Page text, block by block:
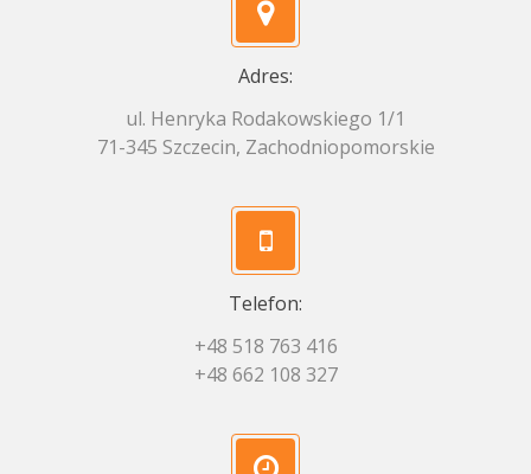
Adres:
ul. Henryka Rodakowskiego 1/1
71-345 Szczecin, Zachodniopomorskie
Telefon:
+48 518 763 416
+48 662 108 327